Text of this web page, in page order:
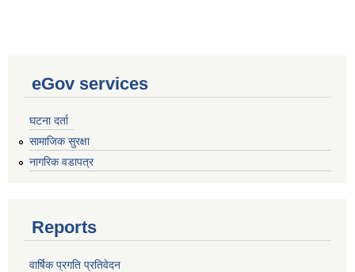
eGov services
घटना दर्ता
सामाजिक सुरक्षा
नागरिक वडापत्र
Reports
वार्षिक प्रगति प्रतिवेदन